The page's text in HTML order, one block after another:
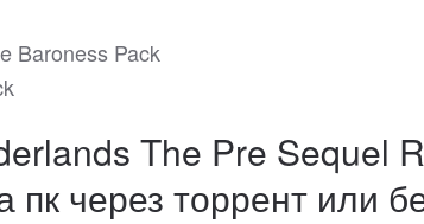
Baroness Pack
The Pre Sequel
пк через торрент или